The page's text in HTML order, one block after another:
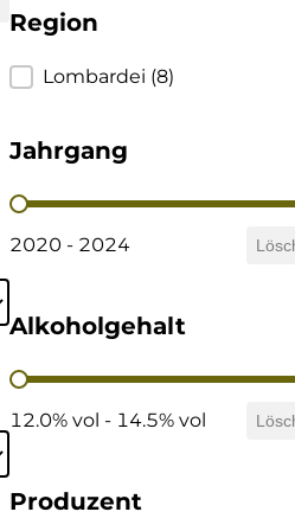
Region
Region
Lombardei (8)
Jahrgang
Jahrgang
2020 - 2024
Alkoholgehalt
Alkoholgehalt
12.0% vol - 14.5% vol
Produzent